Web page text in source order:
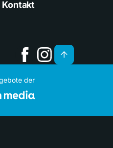
Kontakt
der